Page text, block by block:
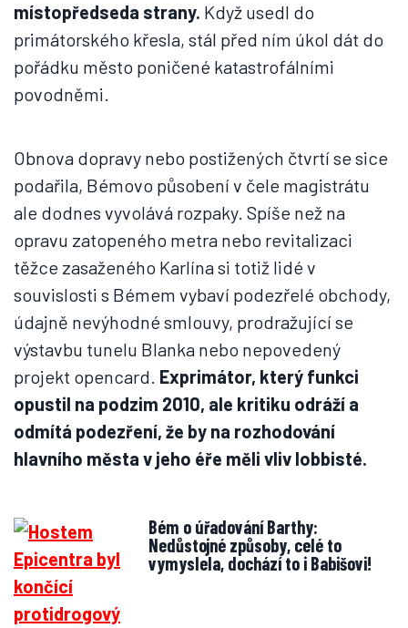
místopředseda strany. Když usedl do
primátorského křesla, stál před ním úkol dát do
pořádku město poničené katastrofálními
povodněmi.
Obnova dopravy nebo postižených čtvrtí se sice
podařila, Bémovo působení v čele magistrátu
ale dodnes vyvolává rozpaky. Spíše než na
opravu zatopeného metra nebo revitalizaci
těžce zasaženého Karlína si totiž lidé v
souvislosti s Bémem vybaví podezřelé obchody,
údajně nevýhodné smlouvy, prodražující se
výstavbu tunelu Blanka nebo nepovedený
projekt opencard. Exprimátor, který funkci
opustil na podzim 2010, ale kritiku odráží a
odmítá podezření, že by na rozhodování
hlavního města v jeho éře měli vliv lobbisté.
Bém o úřadování Barthy:
Nedůstojné způsoby, celé to
vymyslela, dochází to i Babišovi!